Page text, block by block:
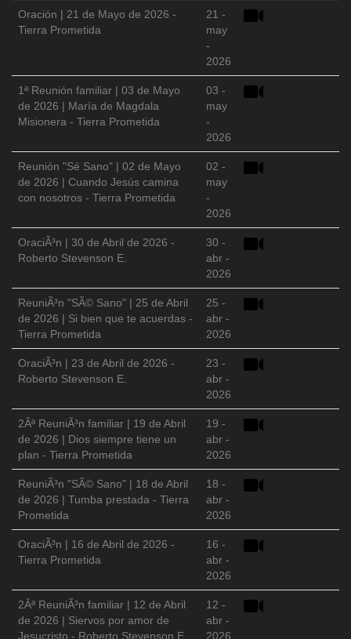
Oración | 21 de Mayo de 2026 -
Tierra Prometida
21 -
may
-
2026
1ª Reunión familiar | 03 de Mayo
de 2026 | María de Magdala
Misionera - Tierra Prometida
03 -
may
-
2026
Reunión "Sé Sano" | 02 de Mayo
de 2026 | Cuando Jesús camina
con nosotros - Tierra Prometida
02 -
may
-
2026
OraciÃ³n | 30 de Abril de 2026 -
Roberto Stevenson E.
30 -
abr -
2026
ReuniÃ³n "SÃ© Sano" | 25 de Abril
de 2026 | Si bien que te acuerdas -
Tierra Prometida
25 -
abr -
2026
OraciÃ³n | 23 de Abril de 2026 -
Roberto Stevenson E.
23 -
abr -
2026
2Âª ReuniÃ³n familiar | 19 de Abril
de 2026 | Dios siempre tiene un
plan - Tierra Prometida
19 -
abr -
2026
ReuniÃ³n "SÃ© Sano" | 18 de Abril
de 2026 | Tumba prestada - Tierra
Prometida
18 -
abr -
2026
OraciÃ³n | 16 de Abril de 2026 -
Tierra Prometida
16 -
abr -
2026
2Âª ReuniÃ³n familiar | 12 de Abril
de 2026 | Siervos por amor de
Jesucristo - Roberto Stevenson E.
12 -
abr -
2026